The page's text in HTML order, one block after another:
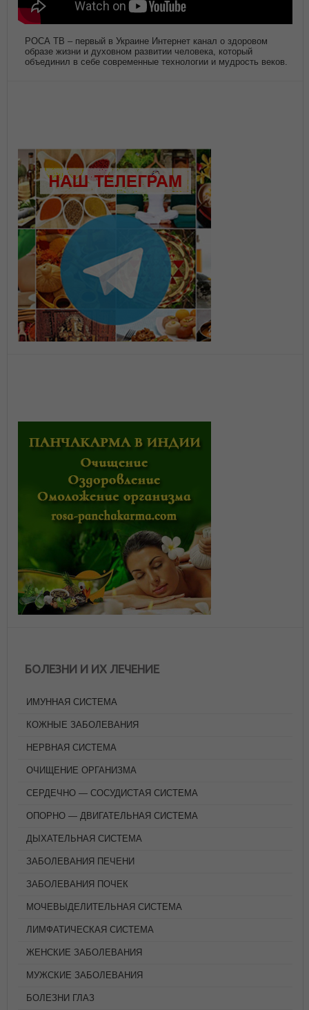
РОСА ТВ – первый в Украине Интернет канал о здоровом
образе жизни и духовном развитии человека, который
объединил в себе современные технологии и мудрость веков.
БОЛЕЗНИ И ИХ ЛЕЧЕНИЕ
ИМУННАЯ СИСТЕМА
КОЖНЫЕ ЗАБОЛЕВАНИЯ
НЕРВНАЯ СИСТЕМА
ОЧИЩЕНИЕ ОРГАНИЗМА
СЕРДЕЧНО — СОСУДИСТАЯ СИСТЕМА
ОПОРНО — ДВИГАТЕЛЬНАЯ СИСТЕМА
ДЫХАТЕЛЬНАЯ СИСТЕМА
ЗАБОЛЕВАНИЯ ПЕЧЕНИ
ЗАБОЛЕВАНИЯ ПОЧЕК
МОЧЕВЫДЕЛИТЕЛЬНАЯ СИСТЕМА
ЛИМФАТИЧЕСКАЯ СИСТЕМА
ЖЕНСКИЕ ЗАБОЛЕВАНИЯ
МУЖСКИЕ ЗАБОЛЕВАНИЯ
БОЛЕЗНИ ГЛАЗ